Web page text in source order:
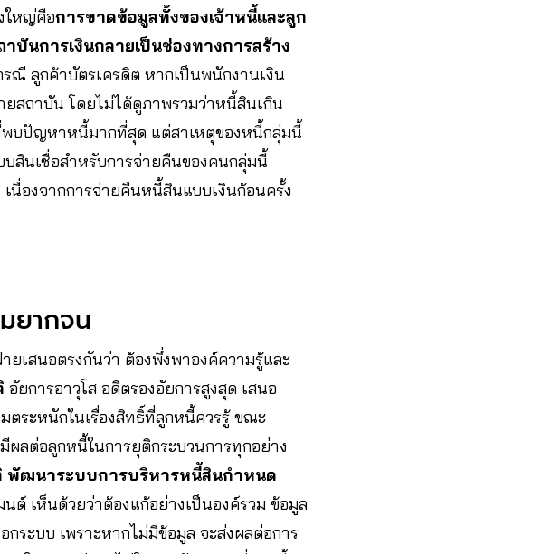
ใหญ่คือการขาดข้อมูลทั้งของเจ้าหนี้และลูก
นการเงินกลายเป็นช่องทางการสร้าง
รณี ลูกค้าบัตรเครดิต หากเป็นพนักงานเงิน
ยสถาบัน โดยไม่ได้ดูภาพรวมว่าหนี้สินเกิน
พบปัญหาหนี้มากที่สุด แต่สาเหตุของหนี้กลุ่มนี้
สินเชื่อสำหรับการจ่ายคืนของคนกลุ่มนี้
นื่องจากการจ่ายคืนหนี้สินแบบเงินก้อนครั้ง
ยากจน
ยเสนอตรงกันว่า ต้องพึ่งพาองค์ความรู้และ
อัยการอาวุโส อดีตรองอัยการสูงสุด เสนอ
ตระหนักในเรื่องสิทธิ์ที่ลูกหนี้ควรรู้ ขณะ
ลต่อลูกหนี้ในการยุติกระบวนการทุกอย่าง
พัฒนาระบบการบริหารหนี้สินกำหนด
ต์ เห็นด้วยว่าต้องแก้อย่างเป็นองค์รวม ข้อมูล
ระบบ เพราะหากไม่มีข้อมูล จะส่งผลต่อการ